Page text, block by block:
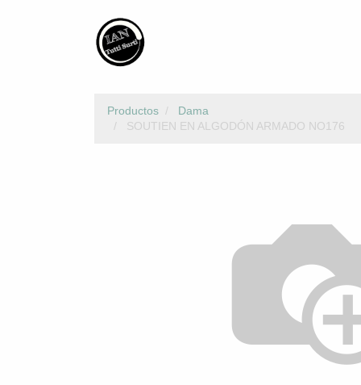
Productos
Dama
SOUTIEN EN ALGODÓN ARMADO NO176